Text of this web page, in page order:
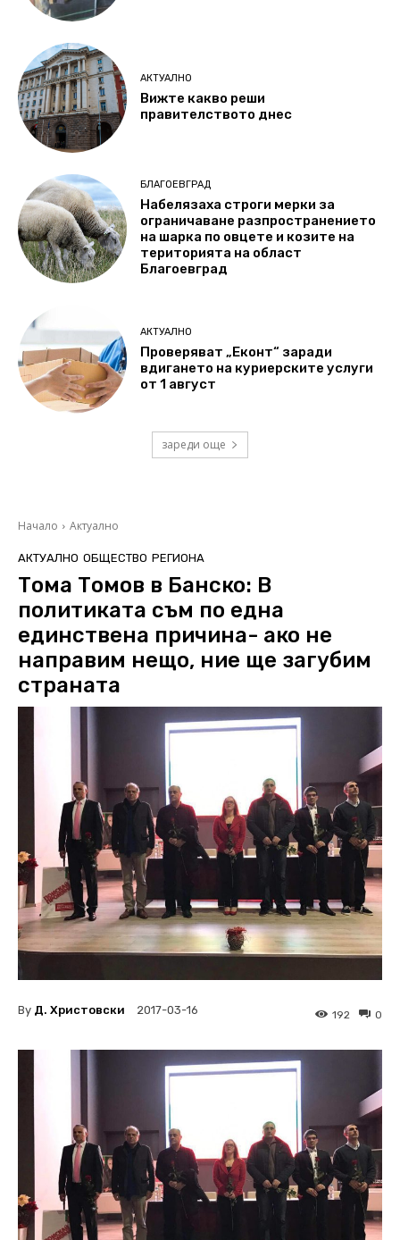
АКТУАЛНО
Вижте какво реши
правителството днес
БЛАГОЕВГРАД
Набелязаха строги мерки за
ограничаване разпространението
на шарка по овцете и козите на
територията на област
Благоевград
АКТУАЛНО
Проверяват „Еконт“ заради
вдигането на куриерските услуги
от 1 август
зареди още